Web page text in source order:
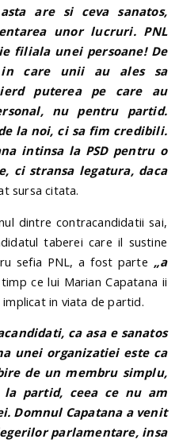
are si ceva sanatos,
unor lucruri. PNL
filiala unei persoane! De
care unii au ales sa
puterea pe care au
nu pentru partid.
la noi, ci sa fim credibili.
intinsa la PSD pentru o
ci stransa legatura, daca
sursa citata.
dintre contracandidatii sai,
taberei care il sustine
sefia PNL, a fost parte „a
ce lui Marian Capatana ii
in viata de partid.
ca asa e sanatos
unei organizatiei este ca
de un membru simplu,
partid, ceea ce nu am
Domnul Capatana a venit
parlamentare, insa